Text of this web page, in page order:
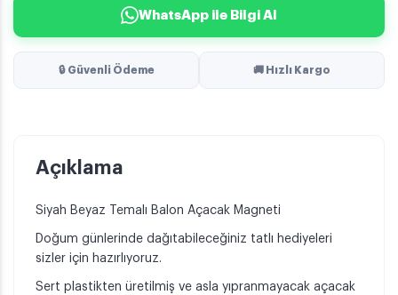
WhatsApp ile Bilgi Al
🔒 Güvenli Ödeme 🚚 Hızlı Kargo
Açıklama
Siyah Beyaz Temalı Balon Açacak Magneti
Doğum günlerinde dağıtabileceğiniz tatlı hediyeleri
sizler için hazırlıyoruz.
Sert plastikten üretilmiş ve asla yıpranmayacak açacak